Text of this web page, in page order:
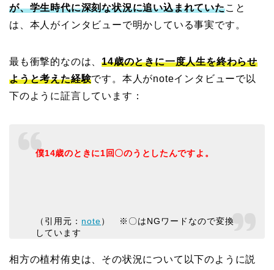
が、学生時代に深刻な状況に追い込まれていたこと
は、本人がインタビューで明かしている事実です。
最も衝撃的なのは、14歳のときに一度人生を終わらせ
ようと考えた経験です。本人がnoteインタビューで以
下のように証言しています：
僕14歳のときに1回〇のうとしたんですよ。
（引用元： note） ※〇はNGワードなので変換
しています
相方の植村侑史は、その状況について以下のように説